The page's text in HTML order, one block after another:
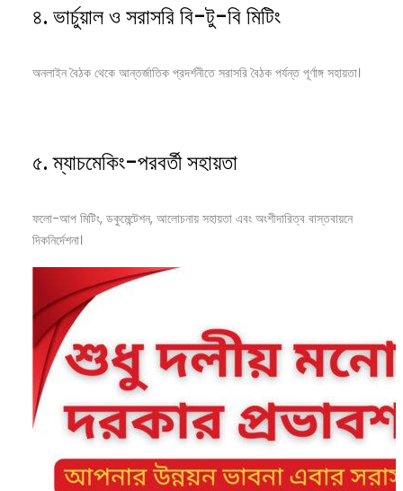
৪. ভার্চুয়াল ও সরাসরি বি-টু-বি মিটিং
অনলাইন বৈঠক থেকে আন্তর্জাতিক প্রদর্শনীতে সরাসরি বৈঠক পর্যন্ত পূর্ণাঙ্গ সহায়তা।
৫. ম্যাচমেকিং-পরবর্তী সহায়তা
ফলো-আপ মিটিং, ডকুমেন্টেশন, আলোচনায় সহায়তা এবং অংশীদারিত্ব বাস্তবায়নে
দিকনির্দেশনা।